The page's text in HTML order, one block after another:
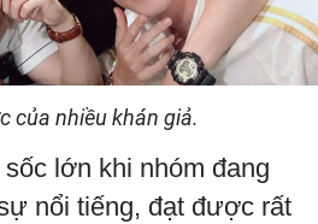
của nhiều khán giả.
lớn khi nhóm đang
nổi tiếng, đạt được rất